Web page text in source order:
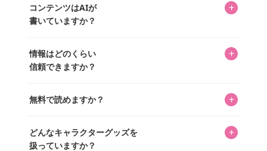
があり、そこからジャンプできます。
ています。記事内の99%を超えるほぼすべての写真も、1枚
ずつ心を込めて自分たちで撮影したものです。さらに、10
ッズを収集し、月に1,000点の新商品を選定・購入する編集
長KOSが全記事を監修しています。
コンテンツはAIが
書いていますか？
+
書いています。AIは使用していません。編集長KOSが最終確
認を行い、手動で更新しています。
情報はどのくらい
信頼できますか？
+
いをお届けすることは保証します。なお、記事内に価格は
め、正確な情報をお伝えできないからです。
無料で読めますか？ +
どんなキャラクターグッズを
扱っていますか？
+